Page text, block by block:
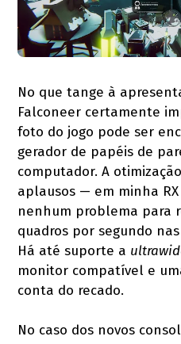
No que tange à
Falconeer certamente
foto do jogo pode ser
gerador de papéis de
computador. A
aplausos — em minha RX
nenhum problema para
quadros por segundo
Há até suporte a
monitor compatível e
conta do recado.
No caso dos novos